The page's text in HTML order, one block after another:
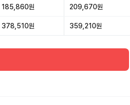
185,860원 209,670원
378,510원 359,210원